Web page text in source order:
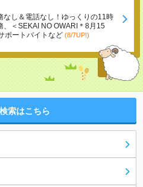
なし＆電話なし！ゆっくりの11時
、＜SEKAI NO OWARI＊8月15
ポートバイトなど (8/7UP!)
索はこちら